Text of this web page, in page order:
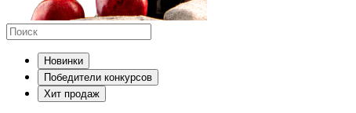
Новинки
Победители конкурсов
Хит продаж